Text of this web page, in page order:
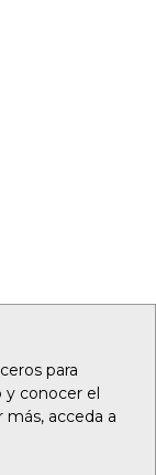
para
y conocer el
acceda a